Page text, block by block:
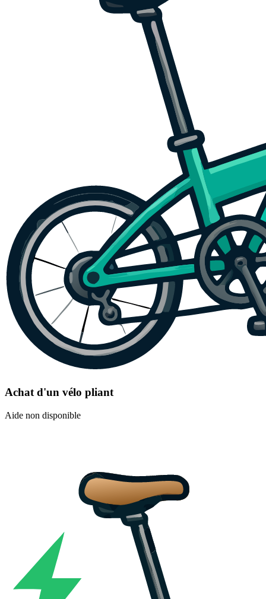
Achat d'un vélo pliant
Aide non disponible